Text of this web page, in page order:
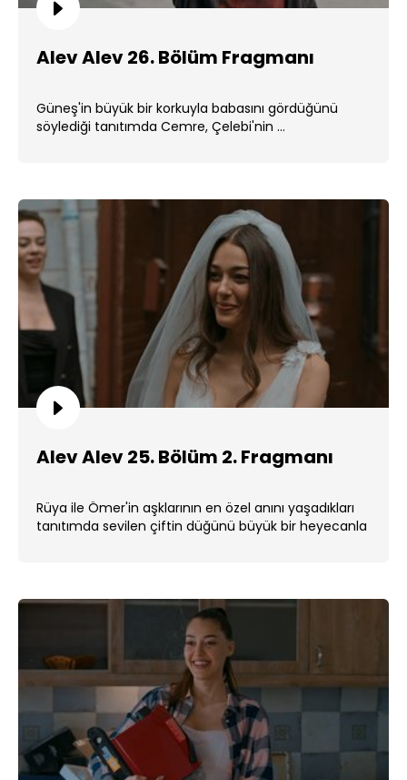
Alev Alev 26. Bölüm Fragmanı
Güneş'in büyük bir korkuyla babasını gördüğünü
söylediği tanıtımda Cemre, Çelebi'nin ...
Alev Alev 25. Bölüm 2. Fragmanı
Rüya ile Ömer'in aşklarının en özel anını yaşadıkları
tanıtımda sevilen çiftin düğünü büyük bir heyecanla